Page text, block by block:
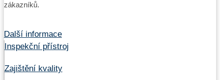
zákazníků.
Další informace
Inspekční přístroj
Zajištění kvality